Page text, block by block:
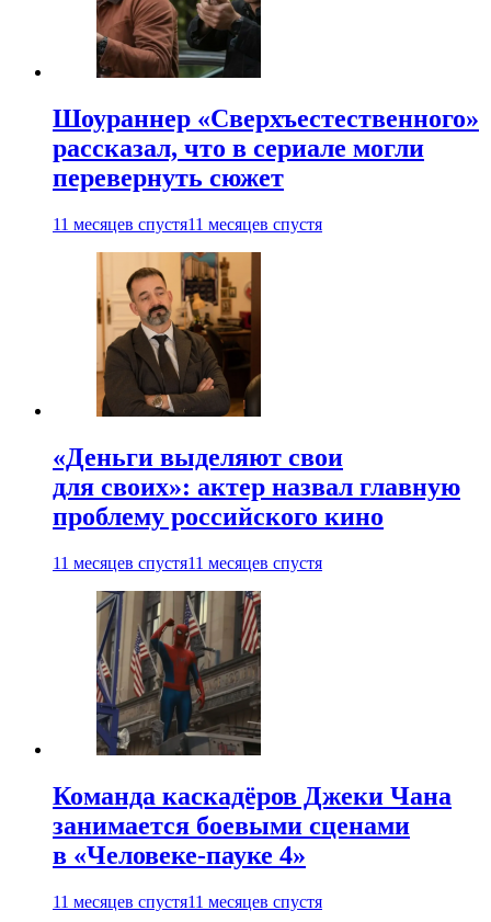
Шоураннер «Сверхъестественного»
рассказал, что в сериале могли
перевернуть сюжет
11 месяцев спустя11 месяцев спустя
«Деньги выделяют свои
для своих»: актер назвал главную
проблему российского кино
11 месяцев спустя11 месяцев спустя
Команда каскадёров Джеки Чана
занимается боевыми сценами
в «Человеке-пауке 4»
11 месяцев спустя11 месяцев спустя